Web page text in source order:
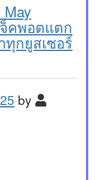
a
คพอตแตก
ทุกยูสเซอร์
by